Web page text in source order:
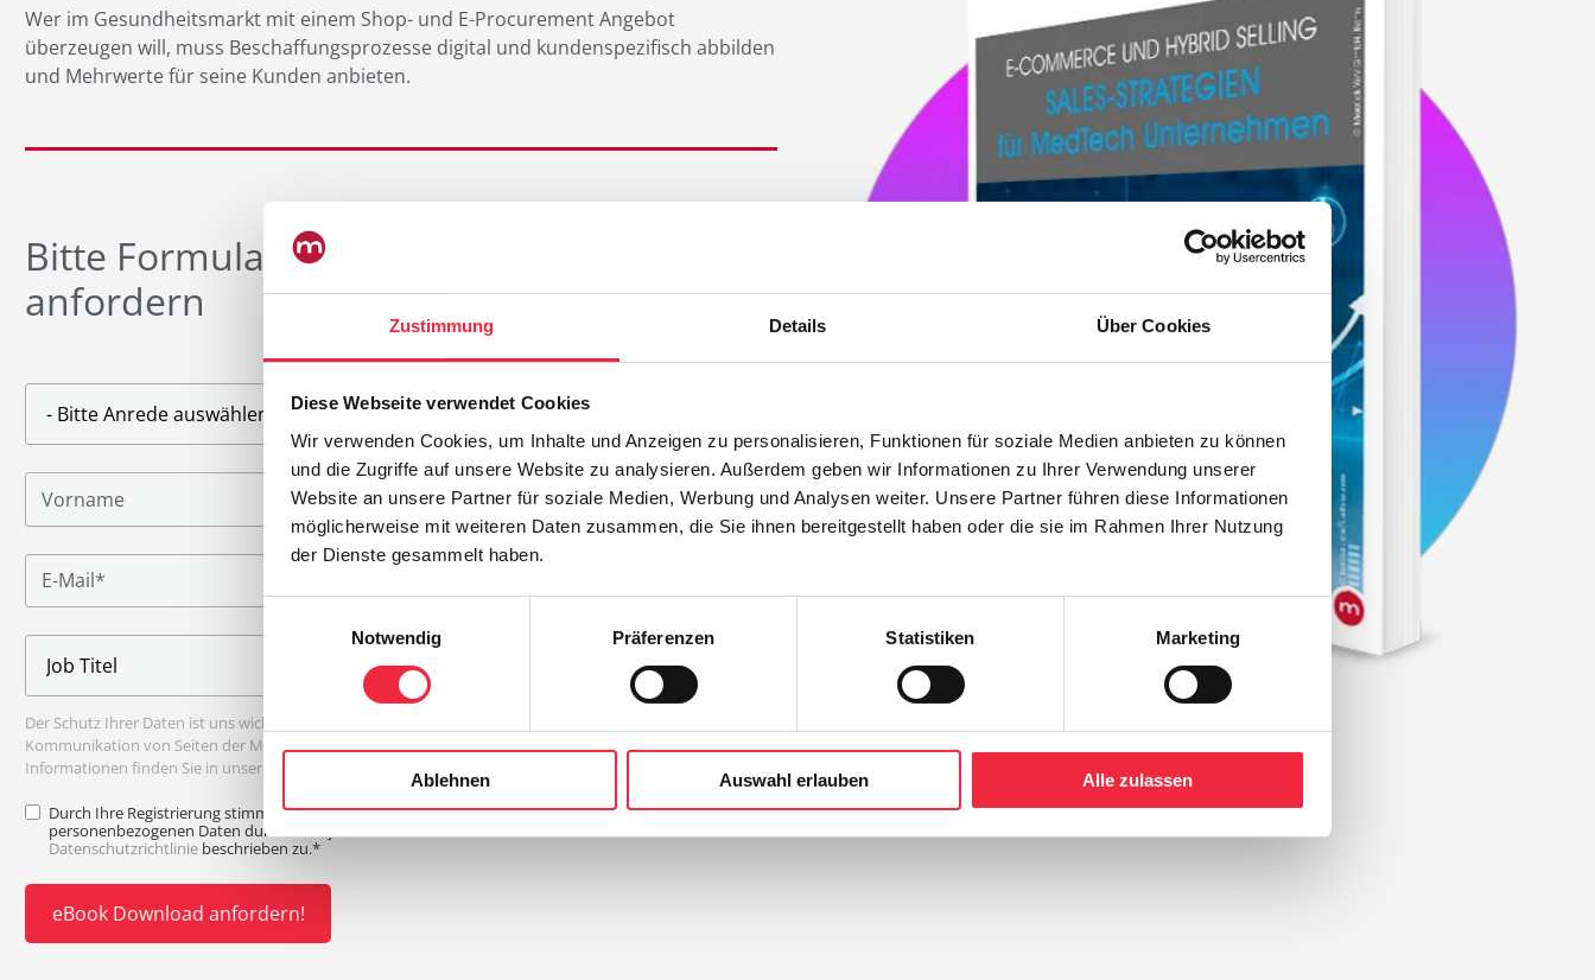
Zustimmung Details Über Cookies
Diese Webseite verwendet Cookies
Wir verwenden Cookies, um Inhalte und Anzeigen zu personalisieren, Funktionen für soziale Medien anbieten zu können
und die Zugriffe auf unsere Website zu analysieren. Außerdem geben wir Informationen zu Ihrer Verwendung unserer
Website an unsere Partner für soziale Medien, Werbung und Analysen weiter. Unsere Partner führen diese Informationen
möglicherweise mit weiteren Daten zusammen, die Sie ihnen bereitgestellt haben oder die sie im Rahmen Ihrer Nutzung
der Dienste gesammelt haben.
E
i
w
i
i
g
g
Notwendig Präferenzen Statistiken Marketing
Ablehnen Auswahl erlauben Alle zulassen
Wer im Gesundheitsmarkt mit einem Shop- und E-Procurement Angebot
überzeugen will, muss Beschaffungsprozesse digital und kundenspezifisch abbilden
und Mehrwerte für seine Kunden anbieten.
Bitte Formular ausfüllen und eBook
anfordern
Der Schutz Ihrer Daten ist uns wichtig. Sie können sich jederzeit von jeglicher
Kommunikation von Seiten der Merzljak W/V GmbH abmelden. Weitere
Informationen finden Sie in unserer
Durch Ihre Registrierung stimmen Sie der Verarbeitung Ihrer
personenbezogenen Daten durch Merzljak W/V GmbH wie in der
Datenschutzrichtlinie beschrieben zu.*